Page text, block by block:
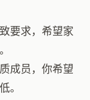
要求，希望家
成员，你希望
。